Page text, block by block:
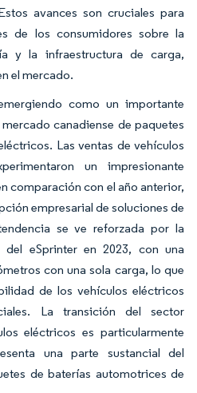
avances son cruciales para
de los consumidores sobre la
y la infraestructura de carga,
el mercado.
como un importante
canadiense de paquetes
Las ventas de vehículos
un impresionante
comparación con el año anterior,
empresarial de soluciones de
se ve reforzada por la
eSprinter en 2023, con una
con una sola carga, lo que
de los vehículos eléctricos
La transición del sector
eléctricos es particularmente
una parte sustancial del
de baterías automotrices de